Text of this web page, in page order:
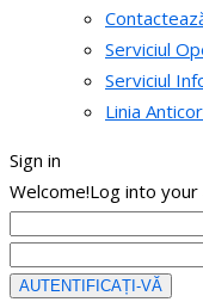
Serviciul
Serviciul
Linia
Sign in
Welcome!Log into your